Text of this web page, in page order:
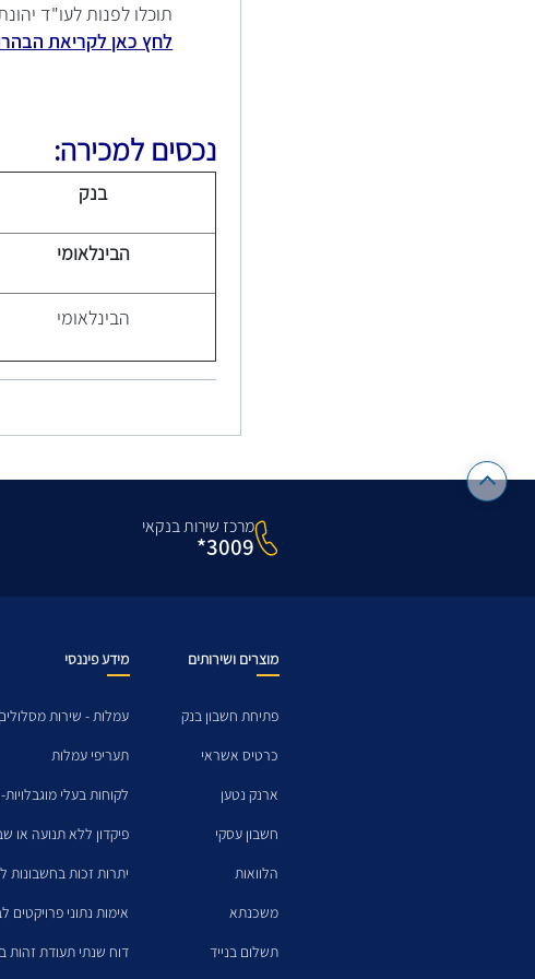
תוכלו לפנות לעו"ד יהונתן שאמי
לחץ כאן לקריאת
נכסים למכירה:
בנק
הבינלאומי
הבינלאומי
מרכז שירות בנקאי
3009*
מוצרים ושירותים
פתיחת חשבון בנק
כרטיס אשראי
ארנק נטען
חשבון עסקי
הלוואות
משכנתא
תשלום בנייד
מידע פיננסי
עמלות - שירות מסלולים
תעריפי עמלות
לקוחות בעלי
פיקדון ללא תנועה או
יתרות זכות בחשבונות
אימות נתוני פרויקטים
דוח שנתי תעודת זהות